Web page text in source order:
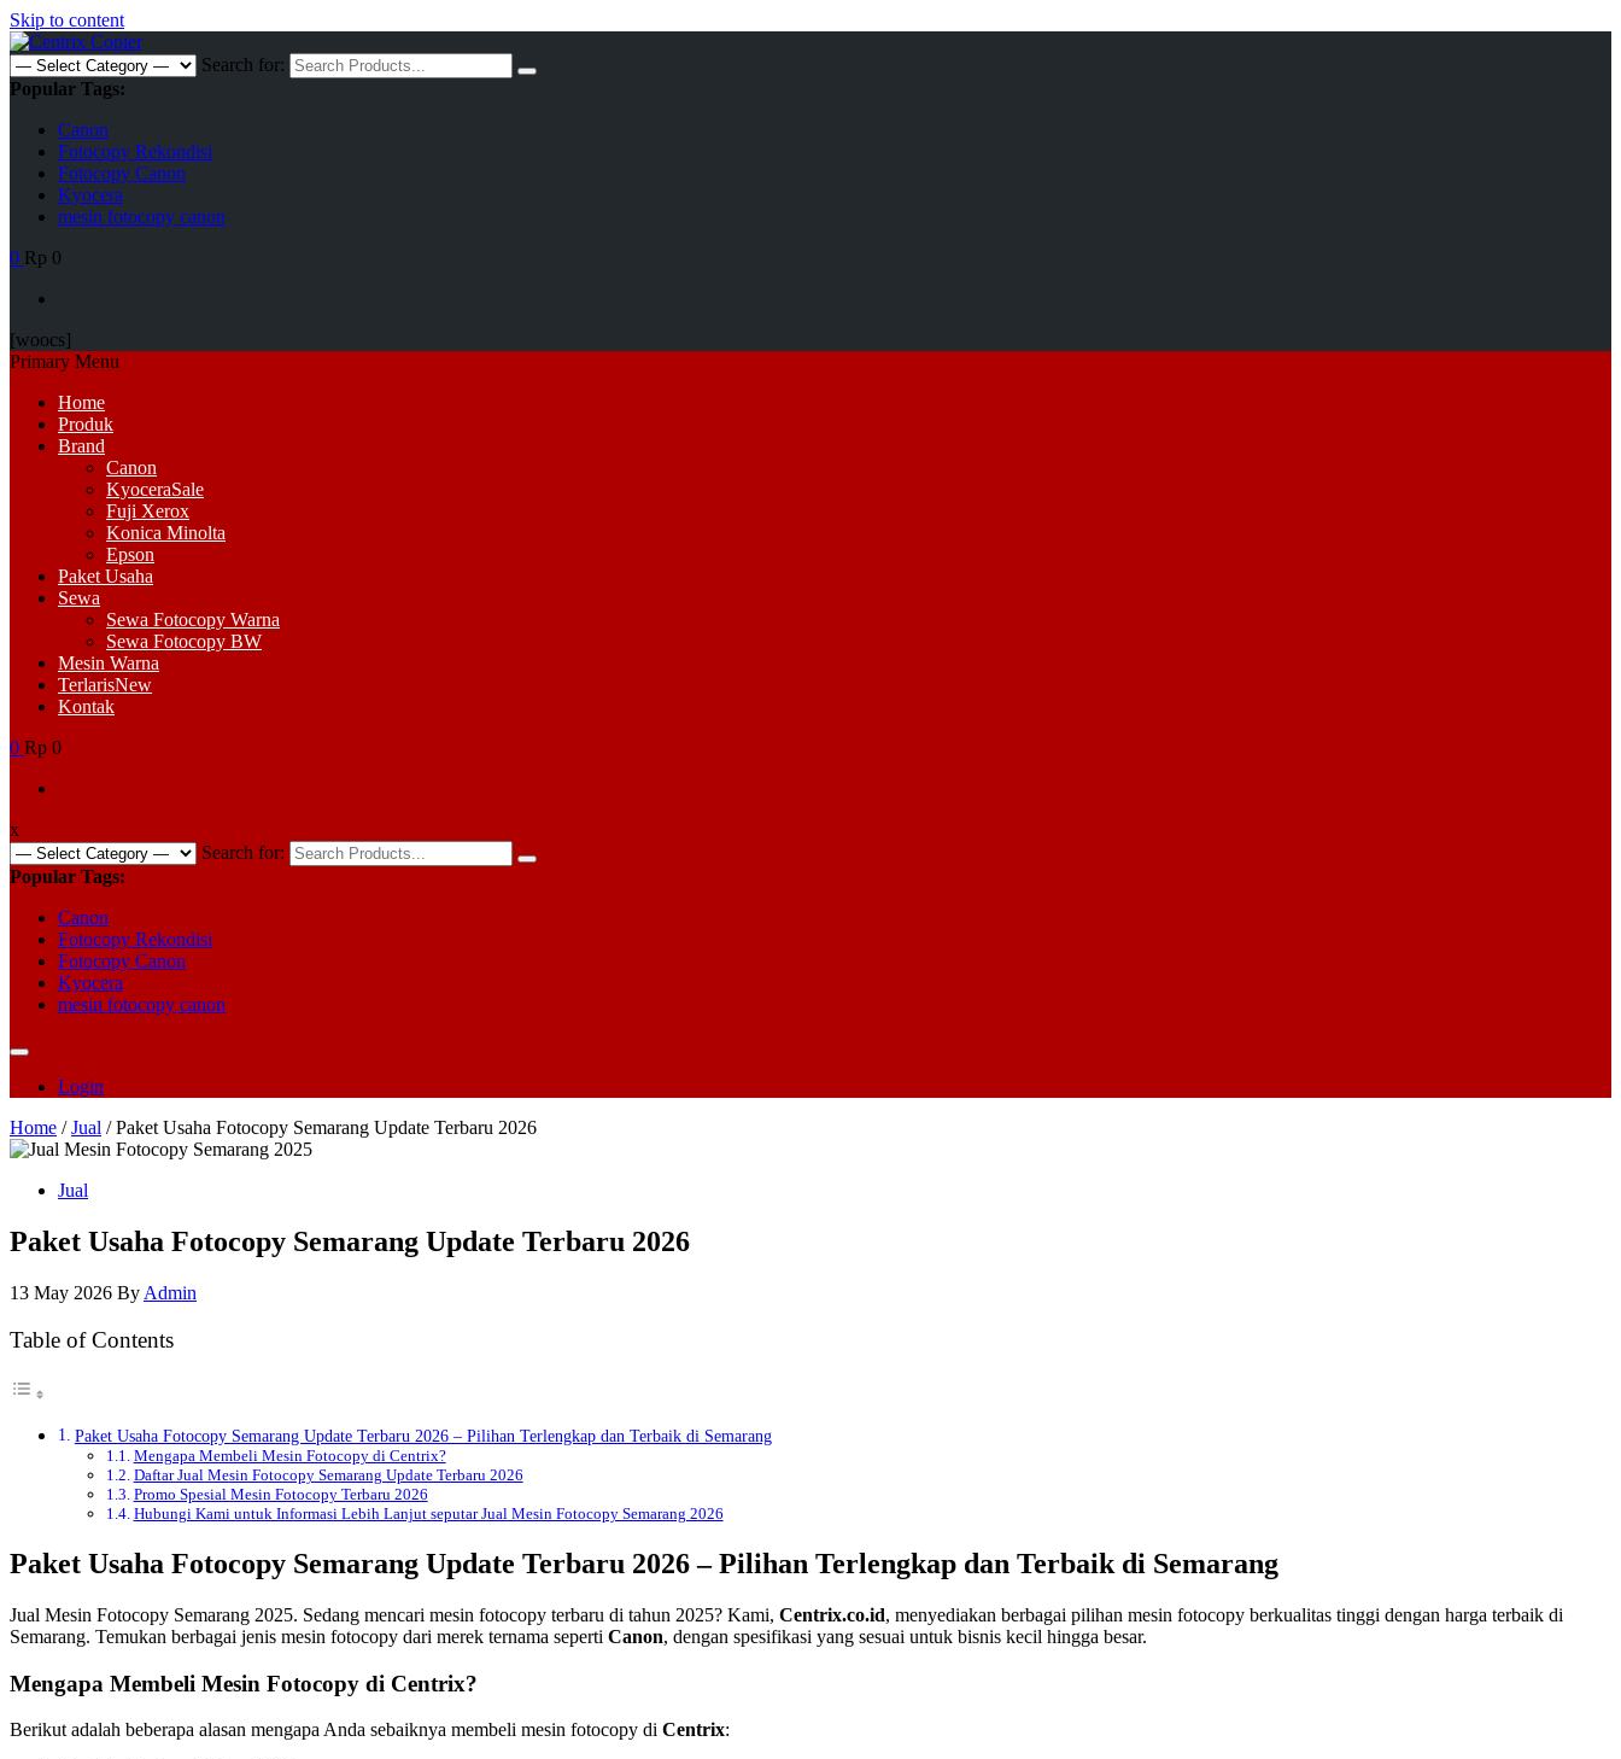
Skip to content
Search for:
Popular Tags:
Canon
Fotocopy Rekondisi
Fotocopy Canon
Kyocera
mesin fotocopy canon
0 Rp 0
[woocs]
Primary Menu
Home
Produk
Brand
Canon
KyoceraSale
Fuji Xerox
Konica Minolta
Epson
Paket Usaha
Sewa
Sewa Fotocopy Warna
Sewa Fotocopy BW
Mesin Warna
TerlarisNew
Kontak
0 Rp 0
x
Search for:
Popular Tags:
Canon
Fotocopy Rekondisi
Fotocopy Canon
Kyocera
mesin fotocopy canon
Login
Home /Jual / Paket Usaha Fotocopy Semarang Update Terbaru 2026
Jual
Paket Usaha Fotocopy Semarang Update Terbaru 2026
13 May 2026 By Admin
Table of Contents
Paket Usaha Fotocopy Semarang Update Terbaru 2026 – Pilihan Terlengkap dan Terbaik di Semarang
Mengapa Membeli Mesin Fotocopy di Centrix?
Daftar Jual Mesin Fotocopy Semarang Update Terbaru 2026
Promo Spesial Mesin Fotocopy Terbaru 2026
Hubungi Kami untuk Informasi Lebih Lanjut seputar Jual Mesin Fotocopy Semarang 2026
Paket Usaha Fotocopy Semarang Update Terbaru 2026 – Pilihan Terlengkap dan Terbaik di Semarang
Jual Mesin Fotocopy Semarang 2025. Sedang mencari mesin fotocopy terbaru di tahun 2025? Kami, Centrix.co.id, menyediakan berbagai pilihan mesin fotocopy berkualitas tinggi dengan harga terbaik di
Semarang. Temukan berbagai jenis mesin fotocopy dari merek ternama seperti Canon, dengan spesifikasi yang sesuai untuk bisnis kecil hingga besar.
Mengapa Membeli Mesin Fotocopy di Centrix?
Berikut adalah beberapa alasan mengapa Anda sebaiknya membeli mesin fotocopy di Centrix: